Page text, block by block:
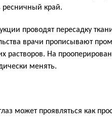
ресничный край.
проводят пересадку
врачи прописывают
растворов. На
менять.
может проявляться как